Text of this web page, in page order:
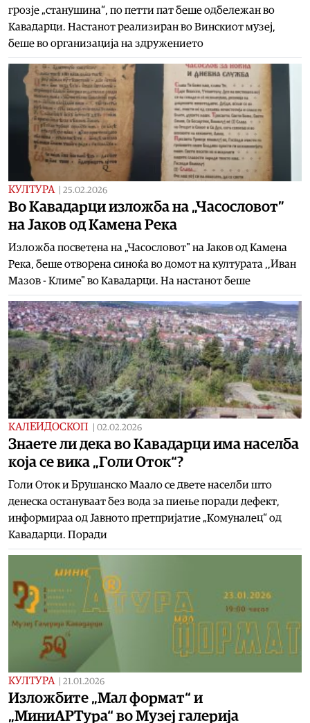
грозје „станушина“, по петти пат беше одбележан во
Кавадарци. Настанот реализиран во Винскиот музеј,
беше во организација на здружението
КУЛТУРА 25.02.2026
Во Кавадарци изложба на „Часословот”
на Јаков од Камена Река
Изложба посветена на „Часословот" на Јаков од Камена
Река, беше отворена синоќа во домот на културата ,,Иван
Мазов - Климе" во Кавадарци. На настанот беше
КАЛЕИДОСКОП 02.02.2026
Знаете ли дека во Кавадарци има населба
која се вика „Голи Оток“?
Голи Оток и Брушанско Маало се двете населби што
денеска остануваат без вода за пиење поради дефект,
информираа од Јавното претпријатие „Комуналец“ од
Кавадарци. Поради
КУЛТУРА 21.01.2026
Изложбите „Мал формат“ и
„МиниАРТура“ во Музеј галерија